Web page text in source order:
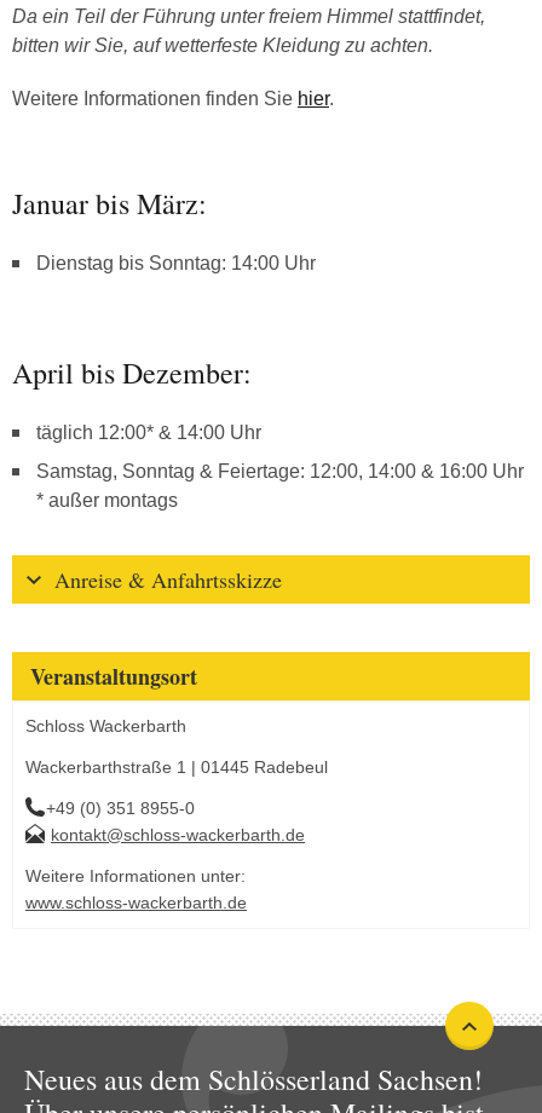
Da ein Teil der Führung unter freiem Himmel stattfindet,
bitten wir Sie, auf wetterfeste Kleidung zu achten.
Weitere Informationen finden Sie hier.
Januar bis März:
Dienstag bis Sonntag: 14:00 Uhr
April bis Dezember:
täglich 12:00* & 14:00 Uhr
Samstag, Sonntag & Feiertage: 12:00, 14:00 & 16:00 Uhr
* außer montags
Anreise & Anfahrtsskizze
Veranstaltungsort
Schloss Wackerbarth
Wackerbarthstraße 1 | 01445 Radebeul
+49 (0) 351 8955-0
kontakt@schloss-wackerbarth.de
Weitere Informationen unter:
www.schloss-wackerbarth.de
Neues aus dem Schlösserland Sachsen!